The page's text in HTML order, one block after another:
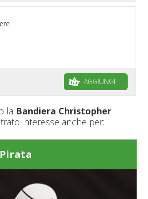
AGGIUNGI
la Bandiera Christopher
interesse anche per: